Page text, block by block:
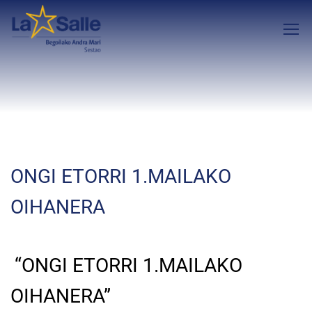
ONGI ETORRI 1.MAILAKO
OIHANERA
“ONGI ETORRI 1.MAILAKO
OIHANERA”